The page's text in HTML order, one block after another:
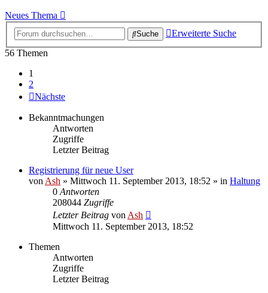
Neues Thema
Suche
Erweiterte Suche
56 Themen
1
2
Nächste
Bekanntmachungen
Antworten
Zugriffe
Letzter Beitrag
Registrierung für neue User
von Ash » Mittwoch 11. September 2013, 18:52 » in Haltung
0 Antworten
208044 Zugriffe
Letzter Beitrag von Ash
Mittwoch 11. September 2013, 18:52
Themen
Antworten
Zugriffe
Letzter Beitrag